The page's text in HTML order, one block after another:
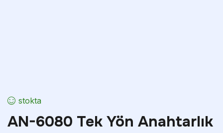
stokta
AN-6080 Tek Yön Anahtarlık